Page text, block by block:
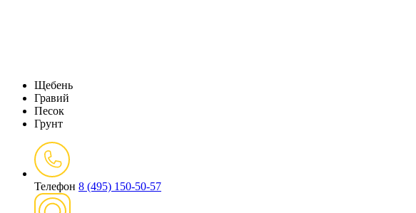
Щебень
Гравий
Песок
Грунт
Телефон 8 (495) 150-50-57